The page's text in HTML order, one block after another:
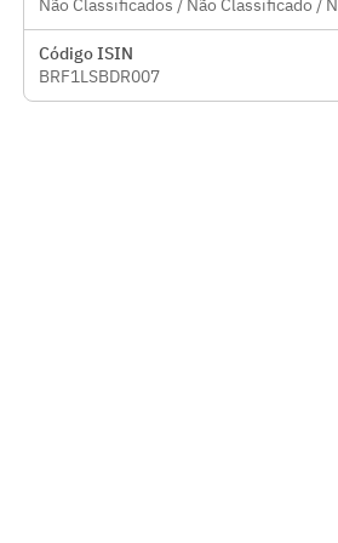
Não Classificados / Não Classificado /
Código ISIN
BRF1LSBDR007